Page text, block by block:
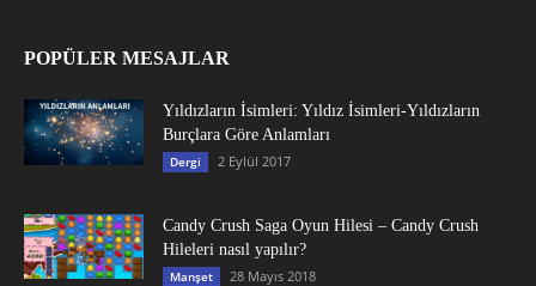
POPÜLER MESAJLAR
Yıldızların İsimleri: Yıldız İsimleri-Yıldızların
Burçlara Göre Anlamları
Dergi 2 Eylül 2017
Candy Crush Saga Oyun Hilesi – Candy Crush
Hileleri nasıl yapılır?
Manşet 28 Mayıs 2018